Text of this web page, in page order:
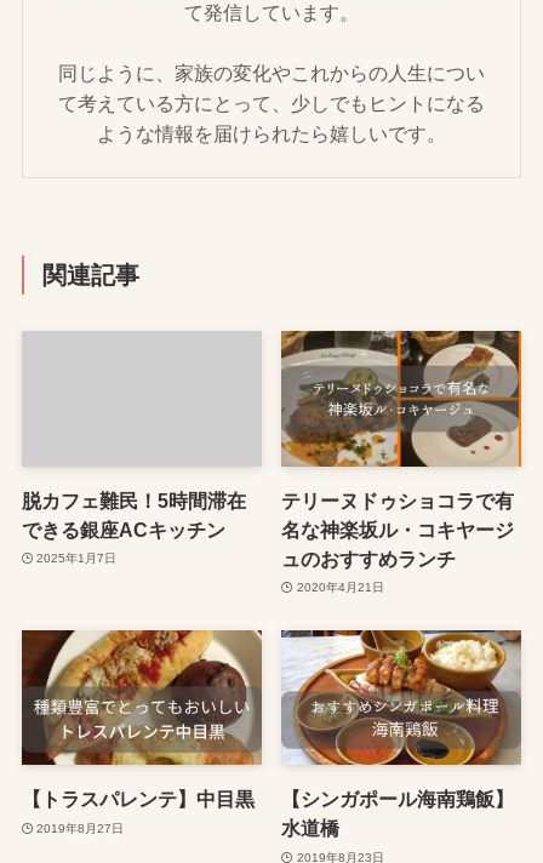
て発信しています。
同じように、家族の変化やこれからの人生につい
て考えている方にとって、少しでもヒントになる
ような情報を届けられたら嬉しいです。
関連記事
脱カフェ難民！5時間滞在
できる銀座ACキッチン
2025年1月7日
テリーヌドゥショコラで有
名な神楽坂ル・コキヤージ
ュのおすすめランチ
2020年4月21日
【トラスパレンテ】中目黒
2019年8月27日
【シンガポール海南鶏飯】
水道橋
2019年8月23日